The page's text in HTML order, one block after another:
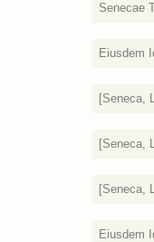
Senecae
Eiusdem
[Seneca,
[Seneca,
[Seneca,
Eiusdem